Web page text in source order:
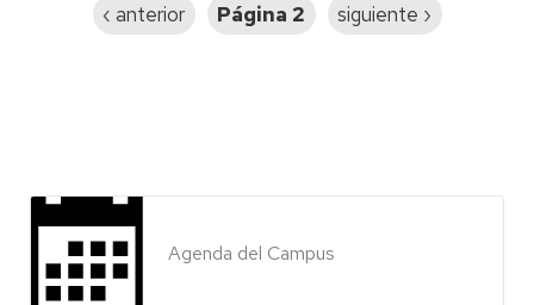
Página
‹ anterior Página 2
Siguiente
siguiente ›
Agenda del Campus